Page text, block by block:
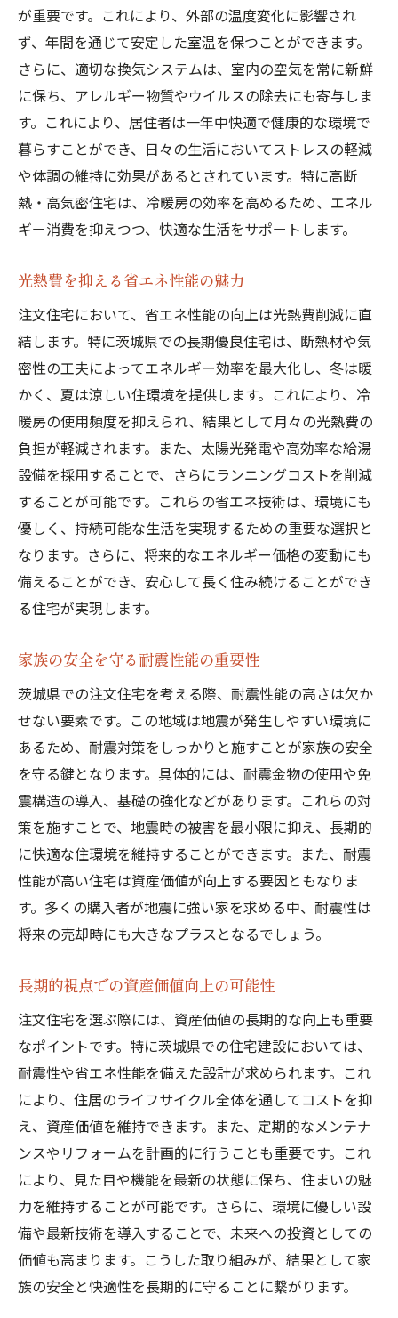
が重要です。これにより、外部の温度変化に影響され
ず、年間を通じて安定した室温を保つことができます。
さらに、適切な換気システムは、室内の空気を常に新鮮
に保ち、アレルギー物質やウイルスの除去にも寄与しま
す。これにより、居住者は一年中快適で健康的な環境で
暮らすことができ、日々の生活においてストレスの軽減
や体調の維持に効果があるとされています。特に高断
熱・高気密住宅は、冷暖房の効率を高めるため、エネル
ギー消費を抑えつつ、快適な生活をサポートします。
光熱費を抑える省エネ性能の魅力
注文住宅において、省エネ性能の向上は光熱費削減に直
結します。特に茨城県での長期優良住宅は、断熱材や気
密性の工夫によってエネルギー効率を最大化し、冬は暖
かく、夏は涼しい住環境を提供します。これにより、冷
暖房の使用頻度を抑えられ、結果として月々の光熱費の
負担が軽減されます。また、太陽光発電や高効率な給湯
設備を採用することで、さらにランニングコストを削減
することが可能です。これらの省エネ技術は、環境にも
優しく、持続可能な生活を実現するための重要な選択と
なります。さらに、将来的なエネルギー価格の変動にも
備えることができ、安心して長く住み続けることができ
る住宅が実現します。
家族の安全を守る耐震性能の重要性
茨城県での注文住宅を考える際、耐震性能の高さは欠か
せない要素です。この地域は地震が発生しやすい環境に
あるため、耐震対策をしっかりと施すことが家族の安全
を守る鍵となります。具体的には、耐震金物の使用や免
震構造の導入、基礎の強化などがあります。これらの対
策を施すことで、地震時の被害を最小限に抑え、長期的
に快適な住環境を維持することができます。また、耐震
性能が高い住宅は資産価値が向上する要因ともなりま
す。多くの購入者が地震に強い家を求める中、耐震性は
将来の売却時にも大きなプラスとなるでしょう。
長期的視点での資産価値向上の可能性
注文住宅を選ぶ際には、資産価値の長期的な向上も重要
なポイントです。特に茨城県での住宅建設においては、
耐震性や省エネ性能を備えた設計が求められます。これ
により、住居のライフサイクル全体を通してコストを抑
え、資産価値を維持できます。また、定期的なメンテナ
ンスやリフォームを計画的に行うことも重要です。これ
により、見た目や機能を最新の状態に保ち、住まいの魅
力を維持することが可能です。さらに、環境に優しい設
備や最新技術を導入することで、未来への投資としての
価値も高まります。こうした取り組みが、結果として家
族の安全と快適性を長期的に守ることに繋がります。